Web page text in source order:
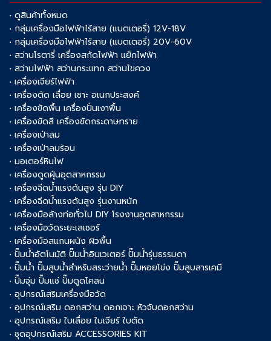
• ดูสินค้าทั้งหมด
• กลุ่มเครื่องมือไฟฟ้าไร้สาย (แบตเตอรี่) 12V-18V
• กลุ่มเครื่องมือไฟฟ้าไร้สาย (แบตเตอรี่) 20V-60V
• สว่านโรตารี่ เครื่องสกัดไฟฟ้า แย็กไฟฟ้า
• สว่านไฟฟ้า สว่านกระแทก สว่านไขควง
• เครื่องเจียร์ไฟฟ้า
• เครื่องตัด เลื่อย เซาะ อเนกประสงค์
• เครื่องขัดพื้น เครื่องปั่นเงาพื้น
• เครื่องขัดสี เครื่องขัดกระดาษทราย
• เครื่องเป่าลม
• เครื่องเป่าลมร้อน
• มอเตอร์หินไฟ
• เครื่องดูดฝุ่นอุตสาหกรรม
• เครื่องฉีดน้ำแรงดันสูง รุ่น DIY
• เครื่องฉีดน้ำแรงดันสูง รุ่นงานหนัก
• เครื่องมือล้างท่อทั่วไป DIY โรงงานอุตสาหกรรม
• เครื่องมือวัดระยะเลเซอร์
• เครื่องมือสแกนผนัง ผิวพื้น
• ปั๊มน้ำอัตโนมัติ ปั๊มน้ำอินเวเตอร์ ปั๊มน้ำรุ่นธรรมดา
• ปั๊มน้ำ ปั๊มสูบน้ำสำหรับสระว่ายน้ำ ปั๊มหอยโข่ง ปั๊มสูบสารเคมี
• ปั๊มจุ่ม ปั๊มแช่ ปั๊มดูดโคลน
• อุปกรณ์เสริมเครื่องมือวัด
• อุปกรณ์เสริม ดอกสว่าน ดอกเจาะ หัวจับดอกสว่าน
• อุปกรณ์เสริม ใบเลื่อย ใบเจียร์ ใบตัด
• ชุดอุปกรณ์เสริม ACCESSORIES KIT